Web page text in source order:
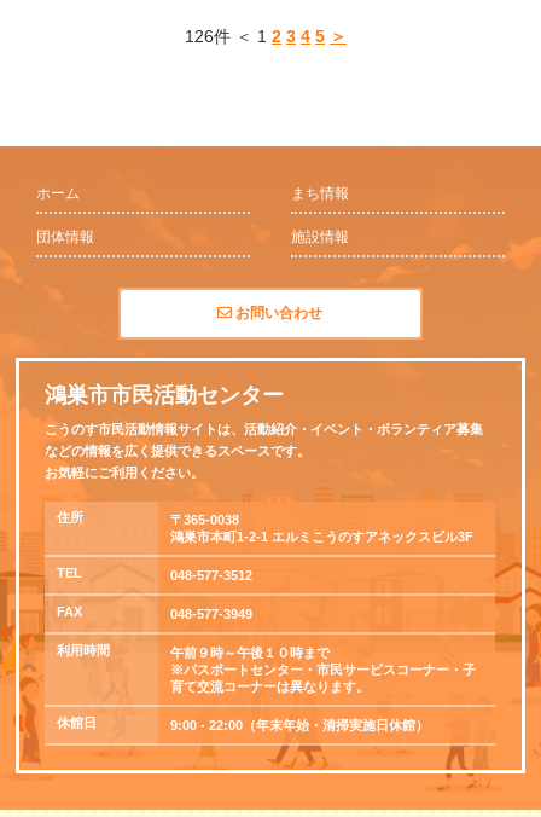
126件 ＜ 1 2 3 4 5 ＞
ホーム まち情報
団体情報 施設情報
お問い合わせ
鴻巣市市民活動センター
こうのす市民活動情報サイトは、活動紹介・イベント・ボランティア募集
などの情報を広く提供できるスペースです。
お気軽にご利用ください。
住所
〒365-0038
鴻巣市本町1-2-1 エルミこうのすアネックスビル3F
TEL 048-577-3512
FAX 048-577-3949
利用時間
午前９時～午後１０時まで
※パスポートセンター・市民サービスコーナー・子
育て交流コーナーは異なります。
休館日 9:00 - 22:00（年末年始・清掃実施日休館）